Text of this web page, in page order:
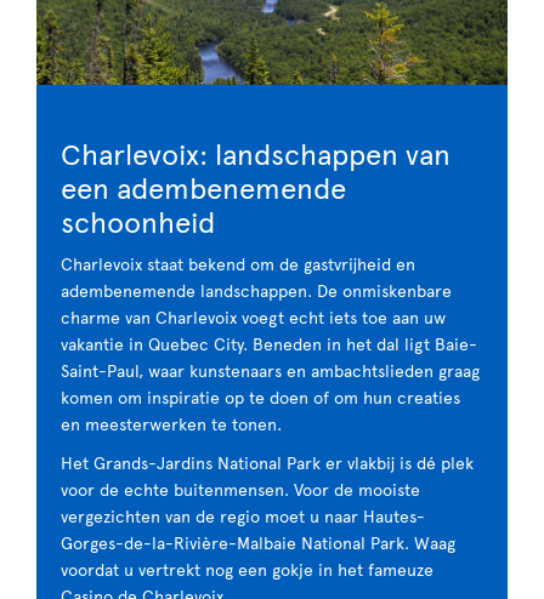
Charlevoix: landschappen van
een adembenemende
schoonheid
Charlevoix staat bekend om de gastvrijheid en
adembenemende landschappen. De onmiskenbare
charme van Charlevoix voegt echt iets toe aan uw
vakantie in Quebec City. Beneden in het dal ligt Baie-
Saint-Paul, waar kunstenaars en ambachtslieden graag
komen om inspiratie op te doen of om hun creaties
en meesterwerken te tonen.
Het Grands-Jardins National Park er vlakbij is dé plek
voor de echte buitenmensen. Voor de mooiste
vergezichten van de regio moet u naar Hautes-
Gorges-de-la-Rivière-Malbaie National Park. Waag
voordat u vertrekt nog een gokje in het fameuze